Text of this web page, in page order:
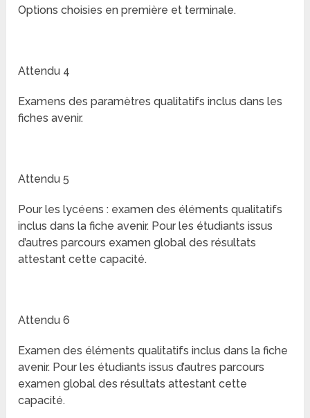
Options choisies en première et terminale.
Attendu 4
Examens des paramètres qualitatifs inclus dans les
fiches avenir.
Attendu 5
Pour les lycéens : examen des éléments qualitatifs
inclus dans la fiche avenir. Pour les étudiants issus
d’autres parcours examen global des résultats
attestant cette capacité.
Attendu 6
Examen des éléments qualitatifs inclus dans la fiche
avenir. Pour les étudiants issus d’autres parcours
examen global des résultats attestant cette
capacité.